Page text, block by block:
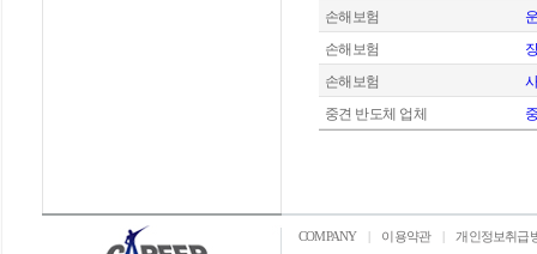
손해보험
손해보험
손해보험
중견 반도체 업체
COMPANY | 이용약관 |
개인정보취급